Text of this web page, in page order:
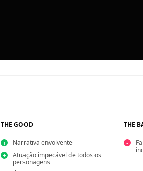
THE GOOD
Narrativa envolvente
Atuação impecável de todos os
personagens
THE